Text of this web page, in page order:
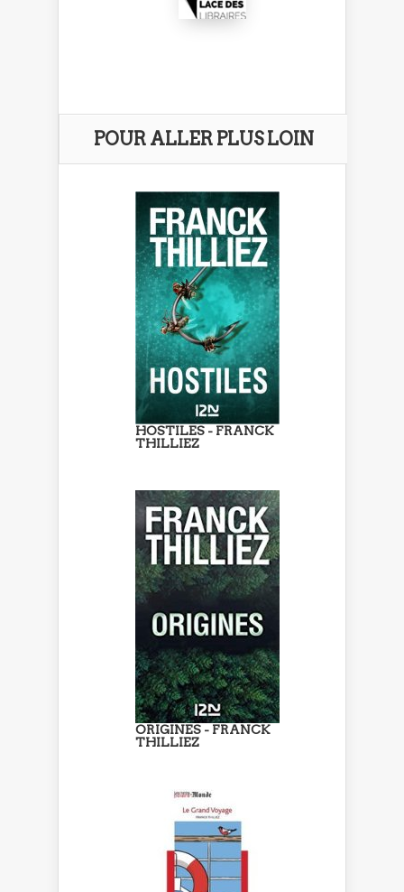
POUR ALLER PLUS LOIN
HOSTILES - FRANCK
THILLIEZ
ORIGINES - FRANCK
THILLIEZ